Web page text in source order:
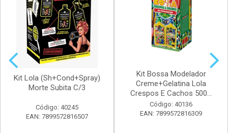
Kit Lola (Sh+Cond+Spray)
Morte Subita C/3
Código: 40245
EAN: 7899572816507
Kit Bossa Modelador
Creme+Gelatina Lola
Crespos E Cachos 500...
Código: 40136
EAN: 7899572816309